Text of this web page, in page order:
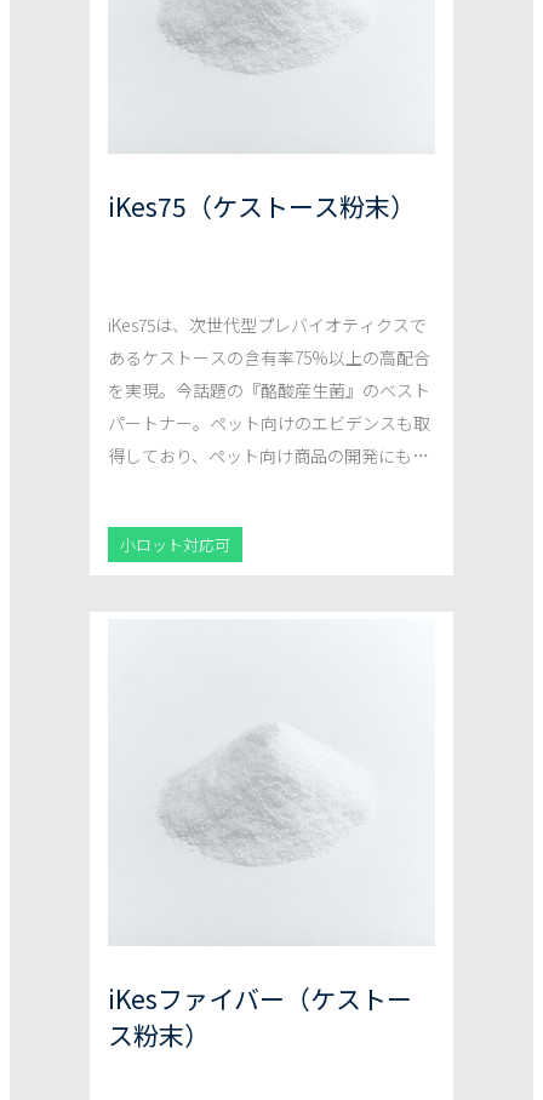
iKes75（ケストース粉末）
iKes75は、次世代型プレバイオティクスで
あるケストースの含有率75%以上の高配合
を実現。今話題の『酪酸産生菌』のベスト
パートナー。ペット向けのエビデンスも取
得しており、ペット向け商品の開発にもお
小ロット対応可
iKesファイバー（ケストー
ス粉末）